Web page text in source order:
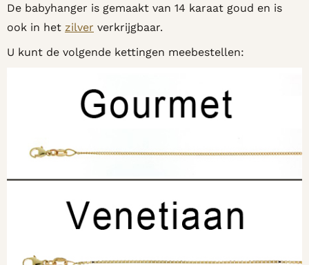
De babyhanger is gemaakt van 14 karaat goud en is
ook in het zilver verkrijgbaar.
U kunt de volgende kettingen meebestellen: